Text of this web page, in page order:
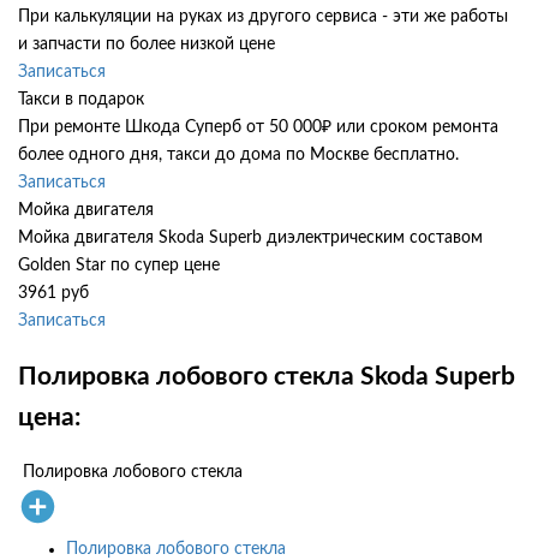
При калькуляции на руках из другого сервиса - эти же работы
и запчасти по более низкой цене
Записаться
Такси в подарок
При ремонте Шкода Суперб от 50 000₽ или сроком ремонта
более одного дня, такси до дома по Москве бесплатно.
Записаться
Мойка двигателя
Мойка двигателя Skoda Superb диэлектрическим составом
Golden Star по супер цене
3961 руб
Записаться
Полировка лобового стекла Skoda Superb
цена:
Полировка лобового стекла
Полировка лобового стекла